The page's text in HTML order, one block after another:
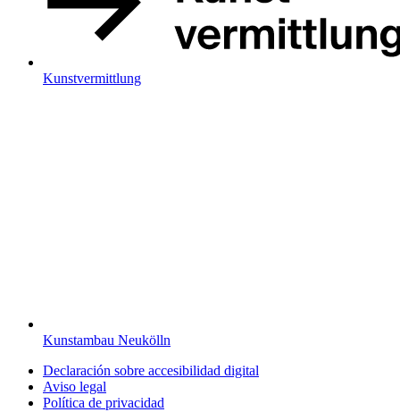
Kunstvermittlung
Kunstambau Neukölln
Declaración sobre accesibilidad digital
Aviso legal
Política de privacidad